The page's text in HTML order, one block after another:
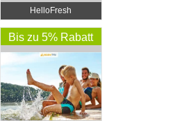
HelloFresh
Bis zu 5% Rabatt